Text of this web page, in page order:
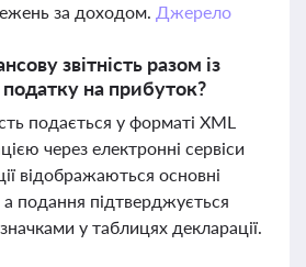
за доходом. Джерело
звітність разом із
на прибуток?
подається у форматі XML
через електронні сервіси
відображаються основні
а подання підтверджується
у таблицях декларації.